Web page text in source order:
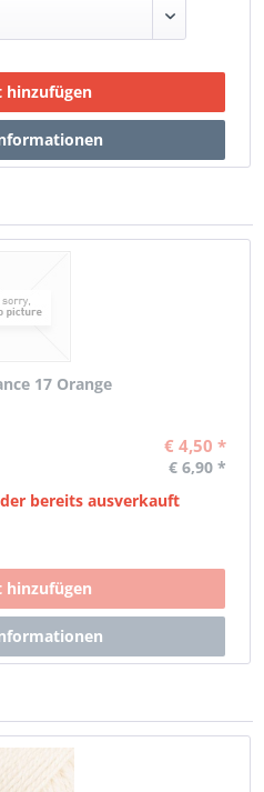
17 Orange
€ 4,50 *
€ 6,90 *
bereits ausverkauft